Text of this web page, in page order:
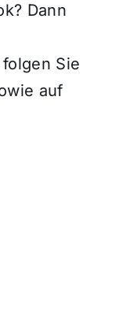
Dann
Sie
auf